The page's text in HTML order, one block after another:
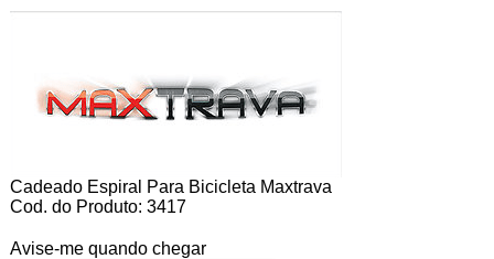
Cadeado Espiral Para Bicicleta Maxtrava
Cod. do Produto: 3417
Avise-me quando chegar